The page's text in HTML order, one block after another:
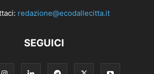
redazione@ecodallecitta.it
SEGUICI